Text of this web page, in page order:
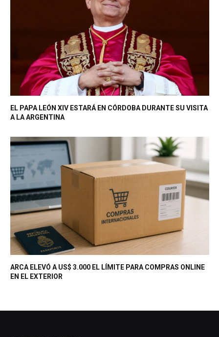
EL PAPA LEÓN XIV ESTARÁ EN CÓRDOBA DURANTE SU VISITA
A LA ARGENTINA
ARCA ELEVÓ A US$ 3.000 EL LÍMITE PARA COMPRAS ONLINE
EN EL EXTERIOR